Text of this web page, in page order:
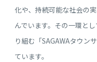
化や、持続可能な社会の
んでいます。その一環と
り組む「SAGAWAタウン
ています。